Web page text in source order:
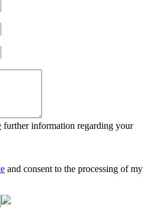
further information regarding your
and consent to the processing of my